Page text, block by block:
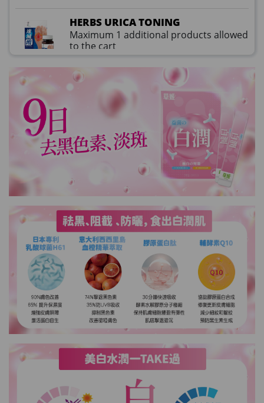
HERBS URICA TONING
Maximum 1 additional products allowed
to the cart
HKD$359
草姬益菌の白潤
Maximum 1 additional products allowed
HKD$99 Add To Cart
HERBS U-TIGHT
Maximum 1 additional products allowed
to the cart
HKD$169
HKD$369
Add To Cart
Energie Super Power 5:1 (到期日
2028年1月)
Maximum 1 additional products allowed
to the cart
HKD$169
HKD$449
Add To Cart
理膚泉 無香大哥大防曬 50ml (2027年4
月)
Maximum 1 additional products allowed
to the cart
HKD$145
Add To Cart